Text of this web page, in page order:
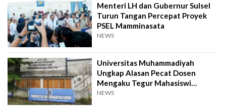
Menteri LH dan Gubernur Sulsel
Turun Tangan Percepat Proyek
PSEL Mamminasata
NEWS
Universitas Muhammadiyah
Ungkap Alasan Pecat Dosen
Mengaku Tegur Mahasiswi
Berpakaian Ketat
NEWS